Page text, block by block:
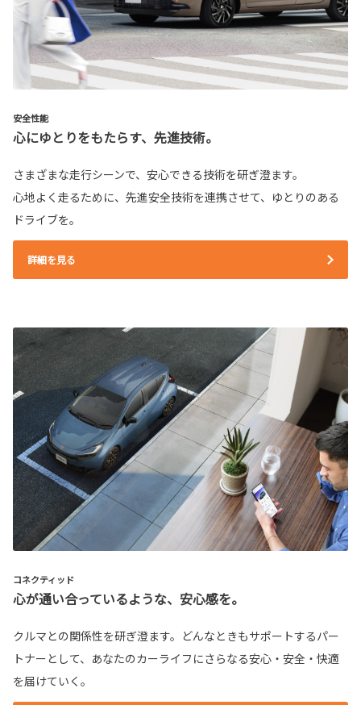
安全性能
心にゆとりをもたらす、先進技術。
さまざまな走行シーンで、安心できる技術を研ぎ澄ます。
心地よく走るために、先進安全技術を連携させて、ゆとりのある
ドライブを。
詳細を見る
コネクティッド
心が通い合っているような、安心感を。
クルマとの関係性を研ぎ澄ます。どんなときもサポートするパー
トナーとして、あなたのカーライフにさらなる安心・安全・快適
を届けていく。